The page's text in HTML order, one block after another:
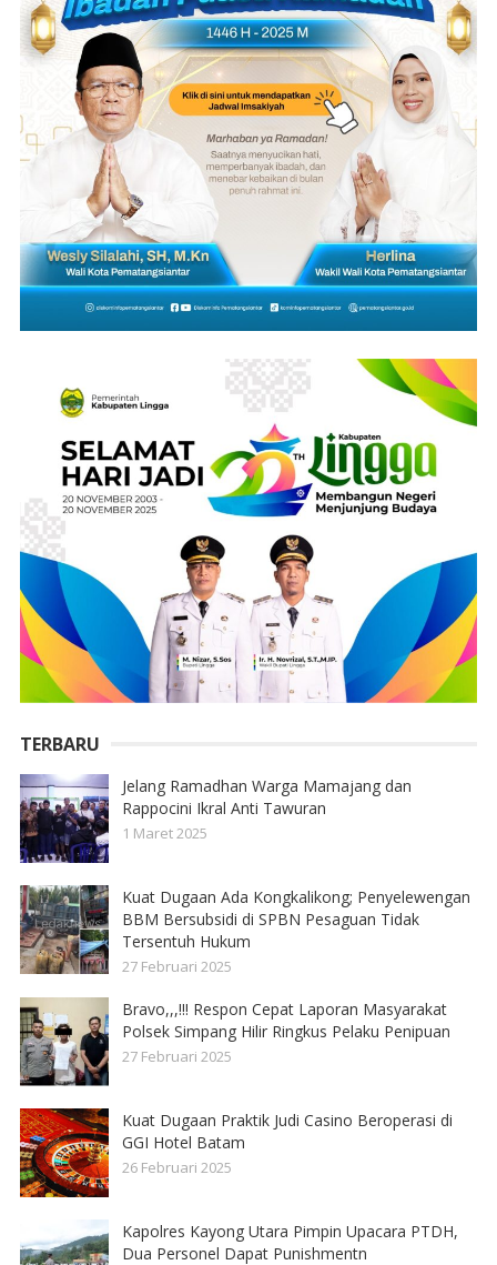
TERBARU
Jelang Ramadhan Warga Mamajang dan
Rappocini Ikral Anti Tawuran
1 Maret 2025
Kuat Dugaan Ada Kongkalikong; Penyelewengan
BBM Bersubsidi di SPBN Pesaguan Tidak
Tersentuh Hukum
27 Februari 2025
Bravo,,,!!! Respon Cepat Laporan Masyarakat
Polsek Simpang Hilir Ringkus Pelaku Penipuan
27 Februari 2025
Kuat Dugaan Praktik Judi Casino Beroperasi di
GGI Hotel Batam
26 Februari 2025
Kapolres Kayong Utara Pimpin Upacara PTDH,
Dua Personel Dapat Punishmentn